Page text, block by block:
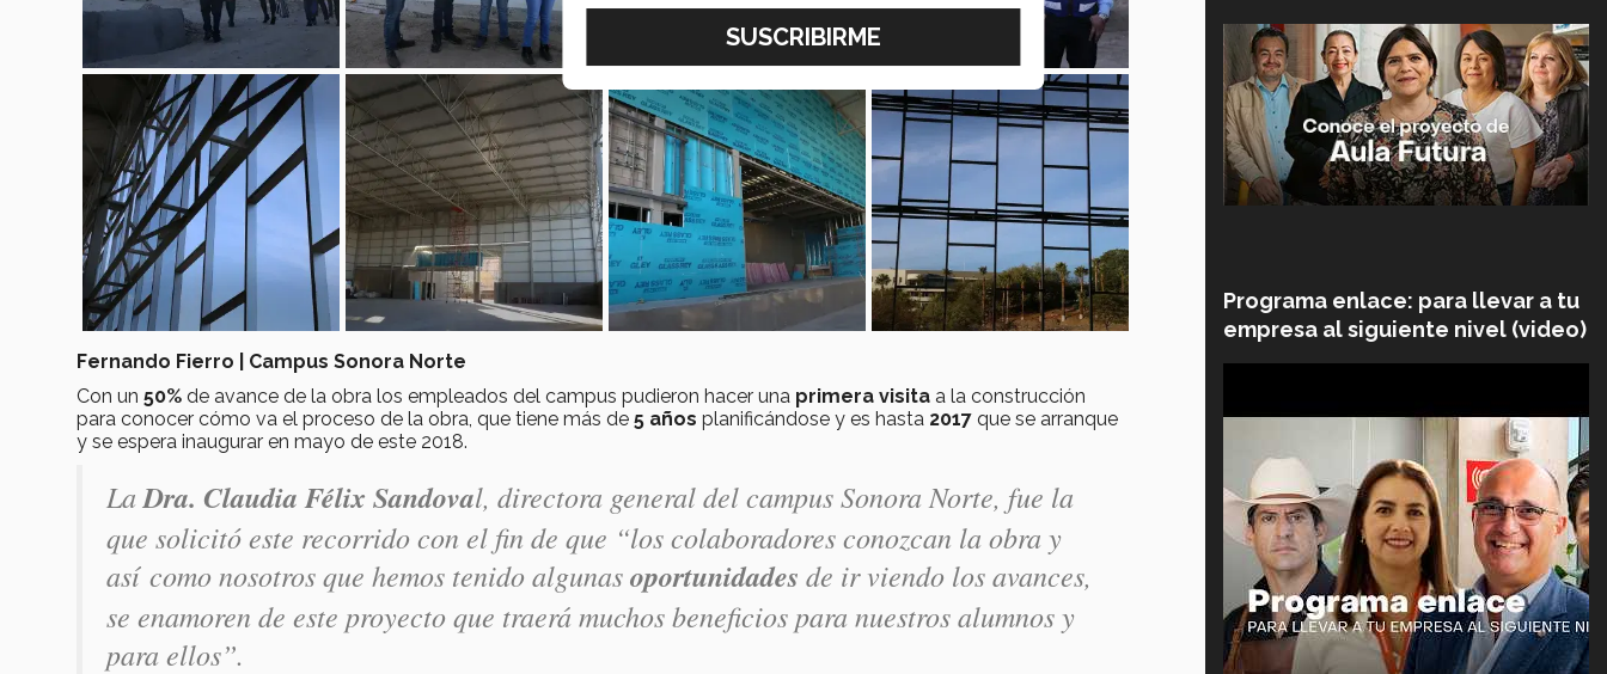
Fernando Fierro | Campus Sonora Norte
Con un 50% de avance de la obra los empleados del campus pudieron hacer una primera visita a la construcción
para conocer cómo va el proceso de la obra, que tiene más de 5 años planificándose y es hasta 2017 que se arranque
y se espera inaugurar en mayo de este 2018.
LaDra. Claudia Félix Sandoval, directora general del campus Sonora Norte, fue la
que solicitó este recorrido con el fin de que “los colaboradores conozcan la obra y
así como nosotros que hemos tenido algunasoportunidades de ir viendo los avances,
se enamoren de este proyecto que traerá muchos beneficios para nuestros alumnos y
para ellos”.
Programa enlace: para llevar a tu
empresa al siguiente nivel (video)